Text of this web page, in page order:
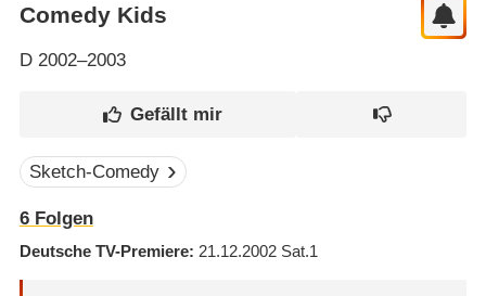
Comedy Kids
D2002–2003
Sketch-Comedy
6Folgen
Deutsche TV-Premiere 21.12.2002 Sat.1